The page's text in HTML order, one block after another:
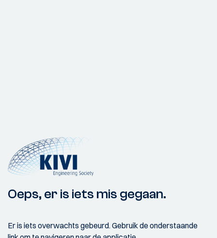
Oeps, er is iets mis gegaan.
Er is iets overwachts gebeurd. Gebruik de onderstaande